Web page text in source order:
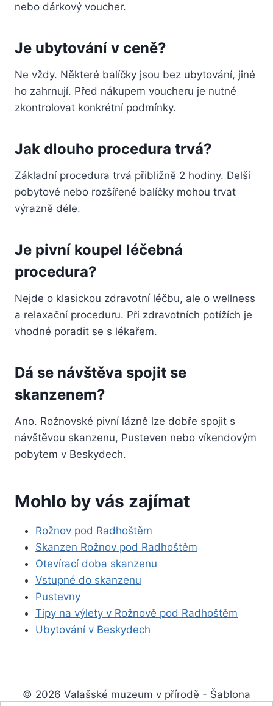
nebo dárkový voucher.
Je ubytování v ceně?
Ne vždy. Některé balíčky jsou bez ubytování, jiné
ho zahrnují. Před nákupem voucheru je nutné
zkontrolovat konkrétní podmínky.
Jak dlouho procedura trvá?
Základní procedura trvá přibližně 2 hodiny. Delší
pobytové nebo rozšířené balíčky mohou trvat
výrazně déle.
Je pivní koupel léčebná
procedura?
Nejde o klasickou zdravotní léčbu, ale o wellness
a relaxační proceduru. Při zdravotních potížích je
vhodné poradit se s lékařem.
Dá se návštěva spojit se
skanzenem?
Ano. Rožnovské pivní lázně lze dobře spojit s
návštěvou skanzenu, Pusteven nebo víkendovým
pobytem v Beskydech.
Mohlo by vás zajímat
Rožnov pod Radhoštěm
Skanzen Rožnov pod Radhoštěm
Otevírací doba skanzenu
Vstupné do skanzenu
Pustevny
Tipy na výlety v Rožnově pod Radhoštěm
Ubytování v Beskydech
© 2026 Valašské muzeum v přírodě - Šablona